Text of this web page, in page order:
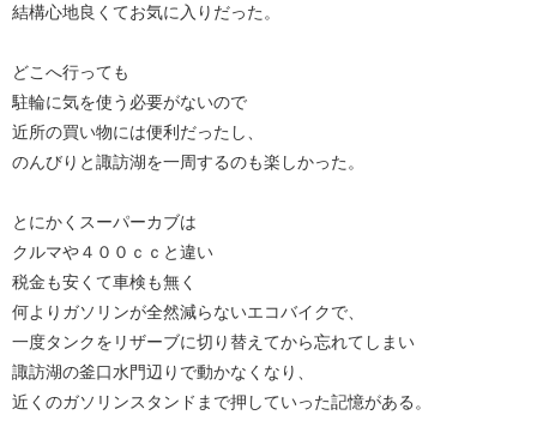
結構心地良くてお気に入りだった。
どこへ行っても
駐輪に気を使う必要がないので
近所の買い物には便利だったし、
のんびりと諏訪湖を一周するのも楽しかった。
とにかくスーパーカブは
クルマや４００ｃｃと違い
税金も安くて車検も無く
何よりガソリンが全然減らないエコバイクで、
一度タンクをリザーブに切り替えてから忘れてしまい
諏訪湖の釜口水門辺りで動かなくなり、
近くのガソリンスタンドまで押していった記憶がある。